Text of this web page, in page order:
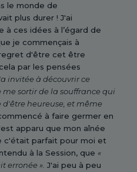
le monde de
plus durer ! J'ai
à ces idées à l’égard de
je commençais à
d'être cet être
par les pensées
invitée à découvrir ce
sortir de la souffrance qui
heureuse, et même
à faire germer en
apparu que mon aînée
c'était parfait pour moi et
à la Session, que «
erronée ». J'ai peu à peu